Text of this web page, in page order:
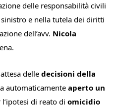
delle responsabilità civili
e nella tutela dei diritti
dell’avv. Nicola
delle decisioni della
automaticamente aperto un
l’ipotesi di reato di omicidio